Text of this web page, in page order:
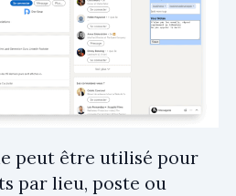
peut être utilisé pour
par lieu, poste ou